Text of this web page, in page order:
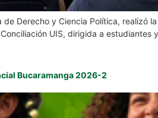
Derecho y Ciencia Política, realizó
UIS, dirigida a
Bucaramanga 2026-2